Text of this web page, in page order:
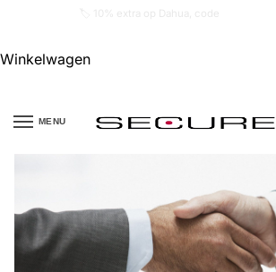
Winkelwagen
MENU
product…